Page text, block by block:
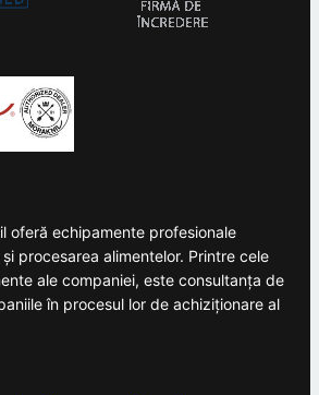
oferă echipamente profesionale
procesarea alimentelor. Printre cele
ale companiei, este consultanța de
în procesul lor de achiziționare al